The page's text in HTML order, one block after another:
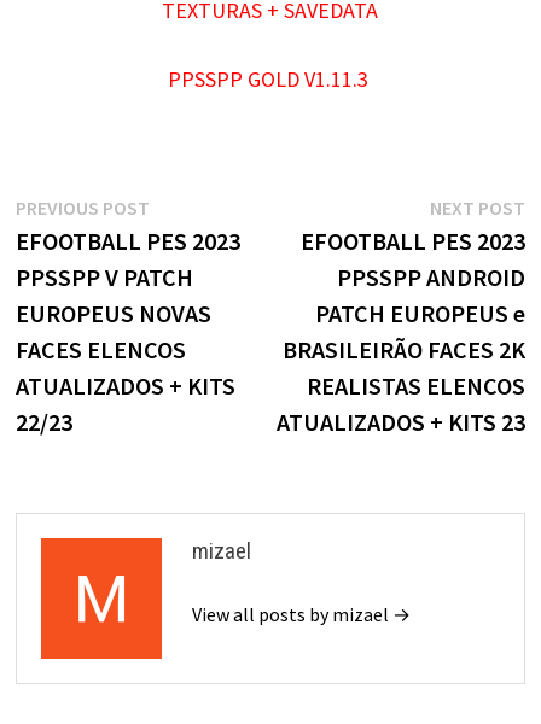
TEXTURAS + SAVEDATA
PPSSPP GOLD V1.11.3
Navegação
de
Post
PREVIOUS POSTPrevious
post:
EFOOTBALL PES 2023
PPSSPP V PATCH
EUROPEUS NOVAS
FACES ELENCOS
ATUALIZADOS + KITS
22/23
NEXT POST
EFOOTBALL PES 2023
PPSSPP ANDROID
PATCH EUROPEUS e
BRASILEIRÃO FACES 2K
REALISTAS ELENCOS
ATUALIZADOS + KITS 23
mizael
View all posts by mizael →